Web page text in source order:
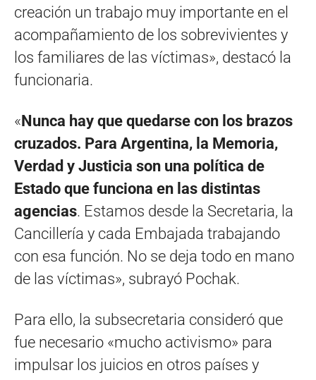
creación un trabajo muy importante en el
acompañamiento de los sobrevivientes y
los familiares de las víctimas», destacó la
funcionaria.
«Nunca hay que quedarse con los brazos
cruzados. Para Argentina, la Memoria,
Verdad y Justicia son una política de
Estado que funciona en las distintas
agencias. Estamos desde la Secretaria, la
Cancillería y cada Embajada trabajando
con esa función. No se deja todo en mano
de las víctimas», subrayó Pochak.
Para ello, la subsecretaria consideró que
fue necesario «mucho activismo» para
impulsar los juicios en otros países y